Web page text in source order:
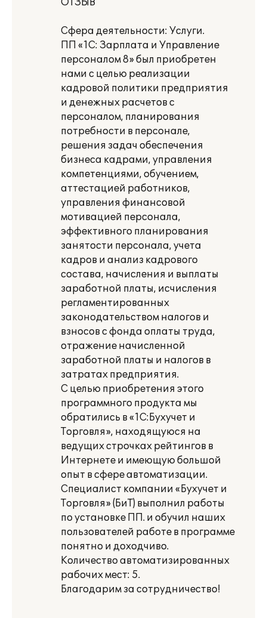
ОТЗЫВ
Сфера деятельности: Услуги.
ПП «1С: Зарплата и Управление
персоналом 8» был приобретен
нами с целью реализации
кадровой политики предприятия
и денежных расчетов с
персоналом, планирования
потребности в персонале,
решения задач обеспечения
бизнеса кадрами, управления
компетенциями, обучением,
аттестацией работников,
управления финансовой
мотивацией персонала,
эффективного планирования
занятости персонала, учета
кадров и анализ кадрового
состава, начисления и выплаты
заработной платы, исчисления
регламентированных
законодательством налогов и
взносов с фонда оплаты труда,
отражение начисленной
заработной платы и налогов в
затратах предприятия.
С целью приобретения этого
программного продукта мы
обратились в «1С:Бухучет и
Торговля», находящуюся на
ведущих строчках рейтингов в
Интернете и имеющую большой
опыт в сфере автоматизации.
Специалист компании «Бухучет и
Торговля» (БиТ) выполнил работы
по установке ПП. и обучил наших
пользователей работе в программе
понятно и доходчиво.
Количество автоматизированных
рабочих мест: 5.
Благодарим за сотрудничество!